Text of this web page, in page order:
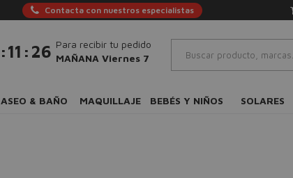
Contacta con nuestros especialistas
:11 : 25 Para recibir tu pedido
MAÑANA Viernes 7
ASEO & BAÑO MAQUILLAJE BEBÉS Y NIÑOS SOLARES